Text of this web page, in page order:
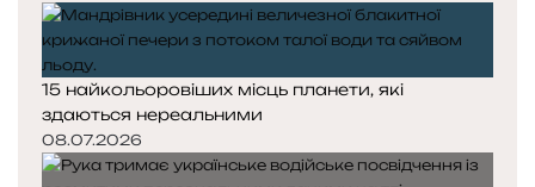
15 найкольоровіших місць планети, які
здаються нереальними
08.07.2026